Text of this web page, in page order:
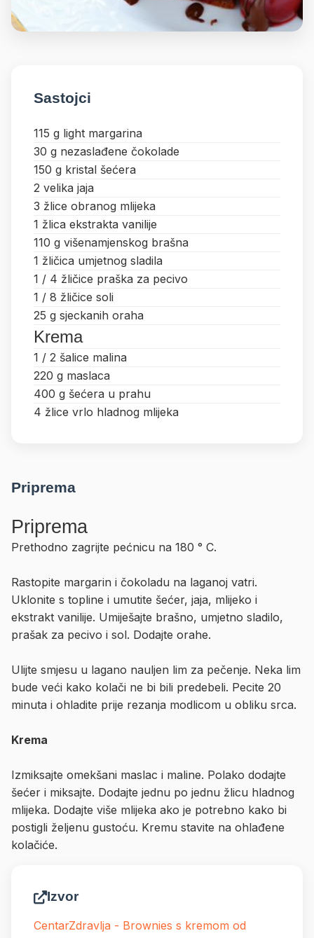
Sastojci
115 g light margarina
30 g nezaslađene čokolade
150 g kristal šećera
2 velika jaja
3 žlice obranog mlijeka
1 žlica ekstrakta vanilije
110 g višenamjenskog brašna
1 žličica umjetnog sladila
1 / 4 žličice praška za pecivo
1 / 8 žličice soli
25 g sjeckanih oraha
Krema
1 / 2 šalice malina
220 g maslaca
400 g šećera u prahu
4 žlice vrlo hladnog mlijeka
Priprema
Priprema
Prethodno zagrijte pećnicu na 180 ° C.
Rastopite margarin i čokoladu na laganoj vatri.
Uklonite s topline i umutite šećer, jaja, mlijeko i
ekstrakt vanilije. Umiješajte brašno, umjetno sladilo,
prašak za pecivo i sol. Dodajte orahe.
Ulijte smjesu u lagano nauljen lim za pečenje. Neka lim
bude veći kako kolači ne bi bili predebeli. Pecite 20
minuta i ohladite prije rezanja modlicom u obliku srca.
Krema
Izmiksajte omekšani maslac i maline. Polako dodajte
šećer i miksajte. Dodajte jednu po jednu žlicu hladnog
mlijeka. Dodajte više mlijeka ako je potrebno kako bi
postigli željenu gustoću. Kremu stavite na ohlađene
kolačiće.
Izvor
CentarZdravlja - Brownies s kremom od